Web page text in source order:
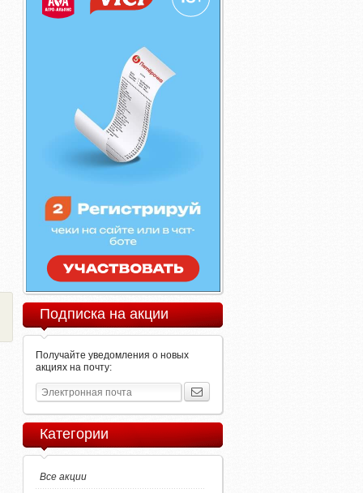
Подписка на акции
Получайте уведомления о новых
акциях на почту:
Категории
Все акции